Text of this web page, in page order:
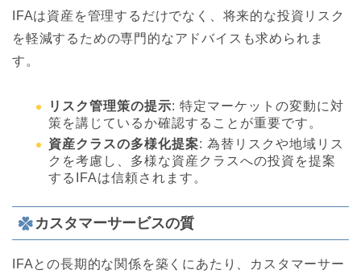
IFAは資産を管理するだけでなく、将来的な投資リスク
を軽減するための専門的なアドバイスも求められま
す。
リスク管理策の提示: 特定マーケットの変動に対
策を講じているか確認することが重要です。
資産クラスの多様化提案: 為替リスクや地域リス
クを考慮し、多様な資産クラスへの投資を提案
するIFAは信頼されます。
カスタマーサービスの質
IFAとの長期的な関係を築くにあたり、カスタマーサー